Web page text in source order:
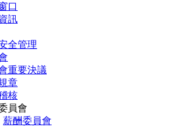
口
訊
全管理
重要決議
章
核
員會
薪酬委員會